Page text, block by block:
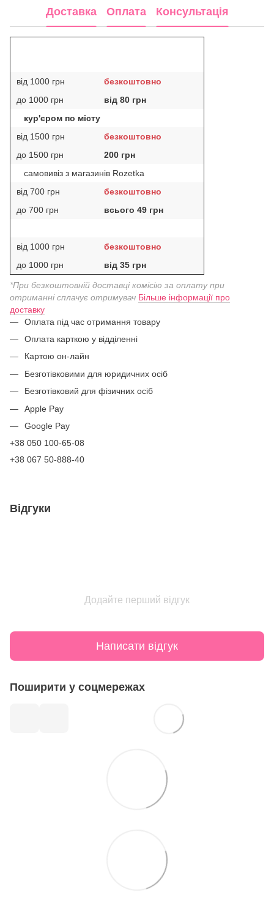
Доставка Оплата Консультація
від 1000 грн
безкоштовно
до 1000 грн
від 80 грн
кур'єром по місту
від 1500 грн
безкоштовно
до 1500 грн
200 грн
самовивіз з магазинів Rozetka
від 700 грн
безкоштовно
до 700 грн
всього 49 грн
від 1000 грн
безкоштовно
до 1000 грн
від 35 грн
*При безкоштовній доставці комісію за оплату при
отриманні сплачує отримувач Більше інформації про
доставку
Оплата під час отримання товару
Оплата карткою у відділенні
Картою он-лайн
Безготівковими для юридичних осіб
Безготівковий для фізичних осіб
Apple Pay
Google Pay
+38 050 100-65-08
+38 067 50-888-40
Відгуки
Додайте перший відгук
Написати відгук
Поширити у соцмережах